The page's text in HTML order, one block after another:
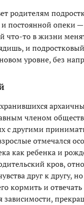
родителям
постоянной опеки
что-то в жизни
и
уровне, без
членом
с другими
отмечался
как ребенка и
кров,
друг к другу,
кормить и